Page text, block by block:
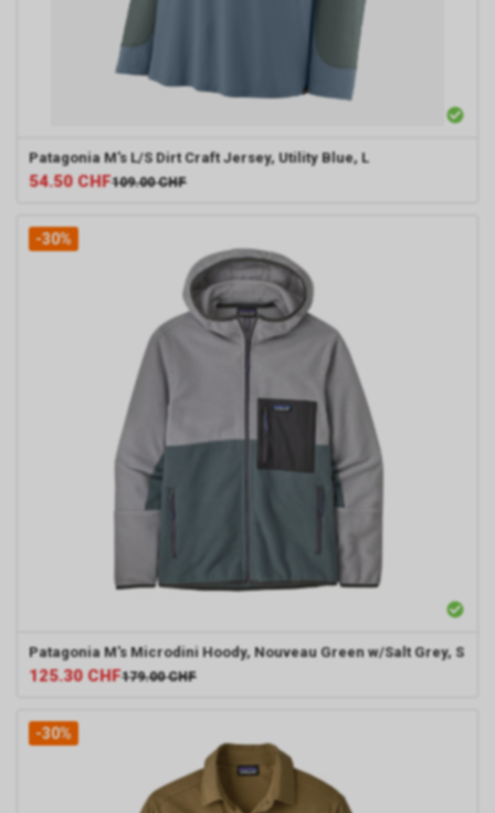
Patagonia M's L/S Dirt Craft Jersey, Utility Blue, L
54.50 CHF109.00 CHF
-30%
Patagonia M's Microdini Hoody, Nouveau Green w/Salt Grey, S
125.30 CHF179.00 CHF
-30%